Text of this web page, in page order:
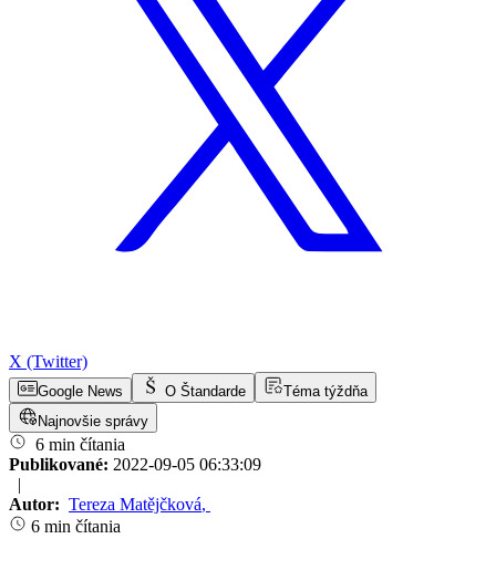
X (Twitter)
Google News O Štandarde
Téma týždňa
Najnovšie správy
6 min čítania
Publikované: 2022-09-05 06:33:09
|
Autor: Tereza Matějčková,
6 min čítania